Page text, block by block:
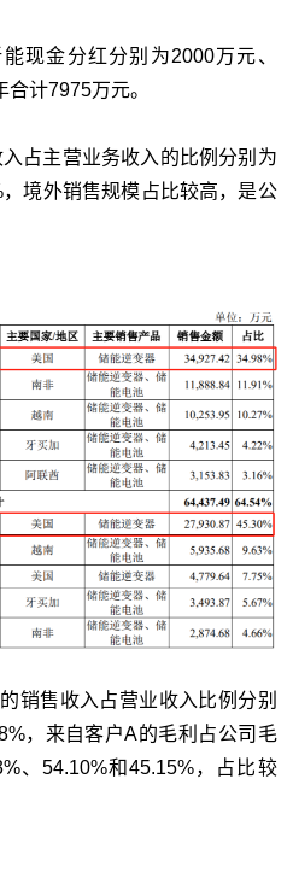
现金分红分别为2000万元、
计7975万元。
占主营业务收入的比例分别为
境外销售规模占比较高，是公
销售收入占营业收入比例分别
，来自客户A的毛利占公司毛
、54.10%和45.15%，占比较